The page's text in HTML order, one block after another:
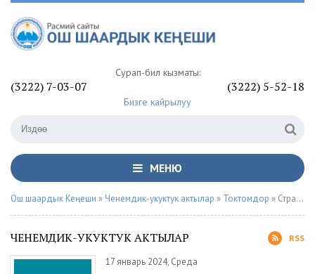
Сурап-билүү кызматы:
(3222) 7-03-07 (3222) 5-52-18
Бизге кайрылуу
МЕНЮ
Ош шаардык Кеңеши » Ченемдик-укуктук актылар » Токтомдор » Страница 42
ЧЕНЕМДИК-УКУКТУК АКТЫЛАР RSS
17 январь 2024, Среда